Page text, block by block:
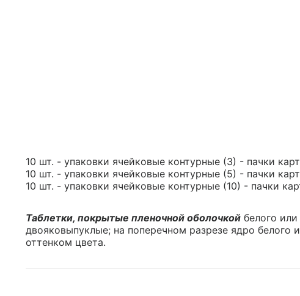
10 шт. - упаковки ячейковые контурные (3) - пачки
10 шт. - упаковки ячейковые контурные (5) - пачки
10 шт. - упаковки ячейковые контурные (10) - пачки
Таблетки, покрытые пленочной оболочкой белого
двояковыпуклые; на поперечном разрезе ядро
оттенком цвета.